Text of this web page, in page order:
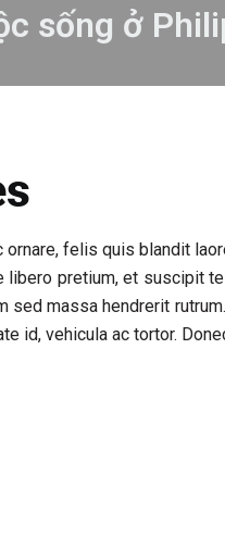
sống ở
felis quis blandit
pretium, et suscipit
massa hendrerit
id, vehicula ac tortor.